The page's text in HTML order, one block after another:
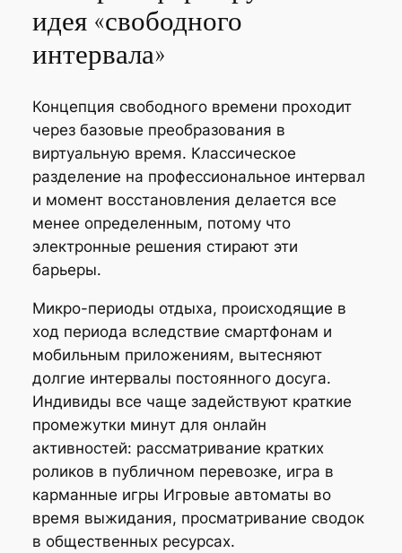
идея «свободного
интервала»
Концепция свободного времени проходит
через базовые преобразования в
виртуальную время. Классическое
разделение на профессиональное интервал
и момент восстановления делается все
менее определенным, потому что
электронные решения стирают эти
барьеры.
Микро-периоды отдыха, происходящие в
ход периода вследствие смартфонам и
мобильным приложениям, вытесняют
долгие интервалы постоянного досуга.
Индивиды все чаще задействуют краткие
промежутки минут для онлайн
активностей: рассматривание кратких
роликов в публичном перевозке, игра в
карманные игры Игровые автоматы во
время выжидания, просматривание сводок
в общественных ресурсах.